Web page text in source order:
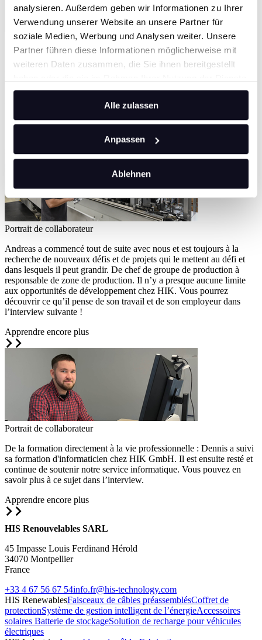
analysieren. Außerdem geben wir Informationen zu Ihrer
Verwendung unserer Website an unsere Partner für
soziale Medien, Werbung und Analysen weiter. Unsere
Partner führen diese Informationen möglicherweise mit
weiteren Daten zusammen, die Sie ihnen bereitgestellt
gesammelt haben.
Alle zulassen
Anpassen
Ablehnen
Portrait de collaborateur
« L'entraide et le respect mutuels » sont la règle dans l'entreprise,
affirme Abouzar. En tant que locuteur non natif, il a pu compter sur
le soutien de l'entreprise, a été chaleureusement accueilli et a pu
immédiatement apporter son expertise. Cela a considérablement
accéléré sa carrière professionnelle. Dans une interview, il explique
comment il développe le secteur de l'électromobilité.
Portrait de collaborateur
Andreas a commencé tout de suite avec nous et est toujours à la
recherche de nouveaux défis et de projets qui le mettent au défi et
dans lesquels il peut grandir. De chef de groupe de production à
responsable de zone de production. Il n’y a presque aucune limite
aux opportunités de développement chez HIK. Vous pourrez
découvrir ce qu’il pense de son travail et de son employeur dans
l’interview suivante !
Apprendre encore plus
Portrait de collaborateur
De la formation directement à la vie professionnelle : Dennis a suivi
sa formation d'informaticien chez HIK GmbH. Il est ensuite resté et
continue de soutenir notre service informatique. Vous pouvez en
savoir plus à ce sujet dans l’interview.
Apprendre encore plus
HIS Renouvelables SARL
45 Impasse Louis Ferdinand Hérold
34070 Montpellier
France
+33 4 67 56 67 54info.fr@his-technology.com
HIS RenewablesFaisceaux de câbles préassemblésCoffret de
protectionSystème de gestion intelligent de l’énergieAccessoires
solaires Batterie de stockageSolution de recharge pour véhicules
électriques